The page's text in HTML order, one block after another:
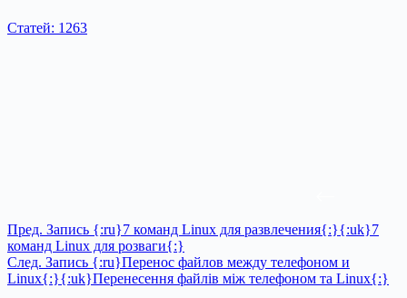
Статей: 1263
Пред. Запись {:ru}7 команд Linux для развлечения{:}{:uk}7
команд Linux для розваги{:}
След. Запись {:ru}Перенос файлов между телефоном и
Linux{:}{:uk}Перенесення файлів між телефоном та Linux{:}